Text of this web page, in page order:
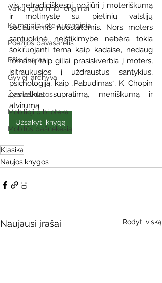
Vaikų ir jaunimo renginiai
Kaimo bibliotekų renginiai
Poezijos pavasarėlis
Ežio dvaras
Gyvieji archyvai
Žymios datos
Mobilioji biblioteka
Mobilūs pašnekesiai
vis netradiciškesnį požiūrį į moteriškumą
ir motinystę su pietinių valstijų
socialinėmis nuostatomis. Nors moters
santuokinė neištikimybė nebėra tokia
šokiruojanti tema kaip kadaise, nedaug
romanų taip giliai prasiskverbia į moters,
įsitraukusios į uždraustus santykius,
psichologiją, kaip „Pabudimas“, K. Chopin
pasitelkus supratimą, meniškumą ir
atvirumą.
Užsakyti knygą
Klasika
Naujos knygos
Naujausi įrašai Rodyti viską